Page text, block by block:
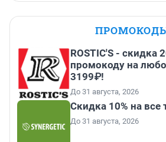
ROSTIC'S - скидка
промокоду на
3199₽!
До 31 августа, 2026
Скидка 10% на все
До 31 августа, 2026